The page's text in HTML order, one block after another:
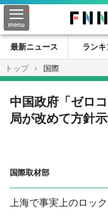
最新ニュース ラン
トップ
国際
中国政府「ゼロ
局が改めて方針
国際取材部
上海で事実上のロッ